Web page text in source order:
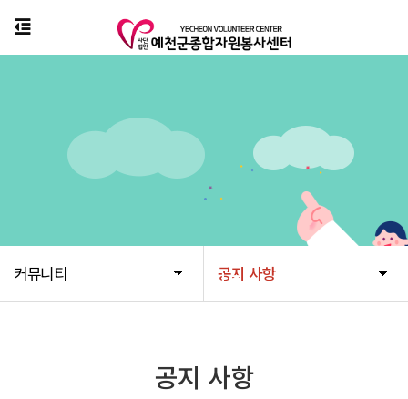
커뮤니티 공지 사항
커뮤니티
공지 사항